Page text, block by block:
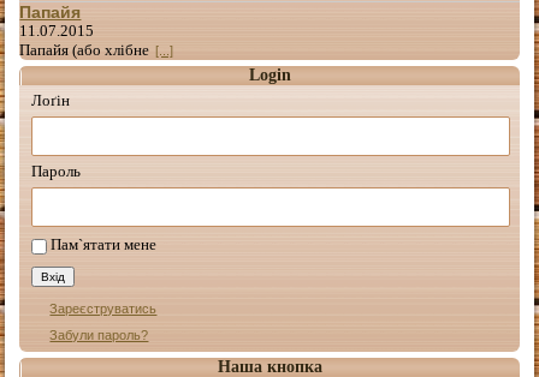
Папайя
11.07.2015
Папайя (або хлібне [...]
Login
Лоґін
Пароль
Пам`ятати мене
Зареєструватись
Забули пароль?
Наша кнопка